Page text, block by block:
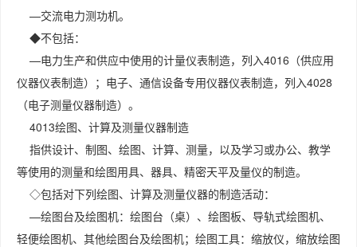
—交流电力测功机。
◆不包括：
—电力生产和供应中使用的计量仪表制造，列入4016（供应用
仪器仪表制造）；电子、通信设备专用仪器仪表制造，列入4028
（电子测量仪器制造）。
4013绘图、计算及测量仪器制造
指供设计、制图、绘图、计算、测量，以及学习或办公、教学
等使用的测量和绘图用具、器具、精密天平及量仪的制造。
◇包括对下列绘图、计算及测量仪器的制造活动：
—绘图台及绘图机：绘图台（桌）、绘图板、导轨式绘图机、
轻便绘图机、其他绘图台及绘图机；绘图工具：缩放仪，缩放绘图